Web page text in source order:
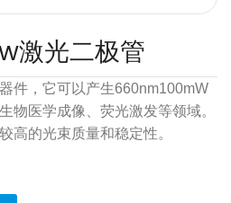
激光二极管
件，它可以产生660nm100mW
物医学成像、荧光激发等领域。
高的光束质量和稳定性。